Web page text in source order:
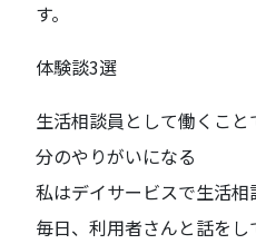
す。
体験談3選
生活相談員として働くこ
分のやりがいになる
私はデイサービスで生活相
毎日、利用者さんと話を